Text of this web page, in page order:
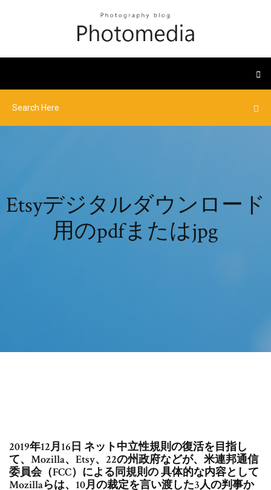
Etsyデジタルダウンロード
用のpdfまたはjpg
2019年12月16日 ネット中立性規則の復活を目指し
て、Mozilla、Etsy、22の州政府などが、米連邦通信
委員会（FCC）による同規則の 具体的な内容として
Mozillaらは、10月の裁定を言い渡した3人の判事か